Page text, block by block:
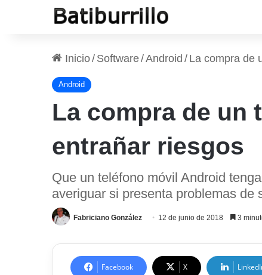
Inicio/ Software/Android / La compra de
Android
La compra de un
entrañar riesgos
Que un teléfono móvil Android
averiguar si presenta problemas
Fabriciano González 12 de junio de 2018 3
Facebook X